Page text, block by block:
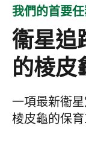
我們的首要
衞星追
的棱皮
一項最新衞
棱皮龜的保